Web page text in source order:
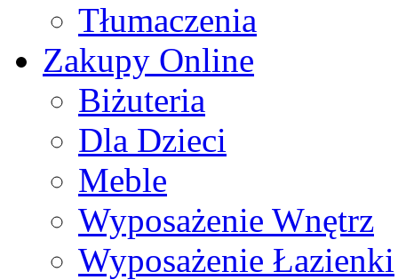
Tłumaczenia
Zakupy Online
Biżuteria
Dla Dzieci
Meble
Wyposażenie Wnętrz
Wyposażenie Łazienki